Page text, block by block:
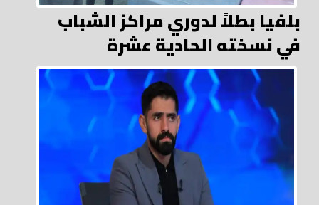
بلفيا بطلاً لدوري مراكز الشباب
في نسخته الحادية عشرة